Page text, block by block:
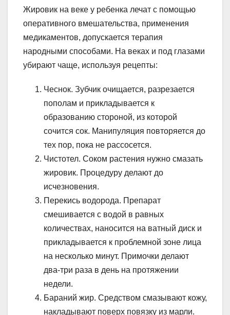
Жировик на веке у ребенка лечат с помощью
оперативного вмешательства, применения
медикаментов, допускается терапия
народными способами. На веках и под глазами
убирают чаще, используя рецепты:
Чеснок. Зубчик очищается, разрезается
пополам и прикладывается к
образованию стороной, из которой
сочится сок. Манипуляция повторяется до
тех пор, пока не рассосется.
Чистотел. Соком растения нужно смазать
жировик. Процедуру делают до
исчезновения.
Перекись водорода. Препарат
смешивается с водой в равных
количествах, наносится на ватный диск и
прикладывается к проблемной зоне лица
на несколько минут. Примочки делают
два-три раза в день на протяжении
недели.
Бараний жир. Средством смазывают кожу,
накладывают поверх повязку из марли.